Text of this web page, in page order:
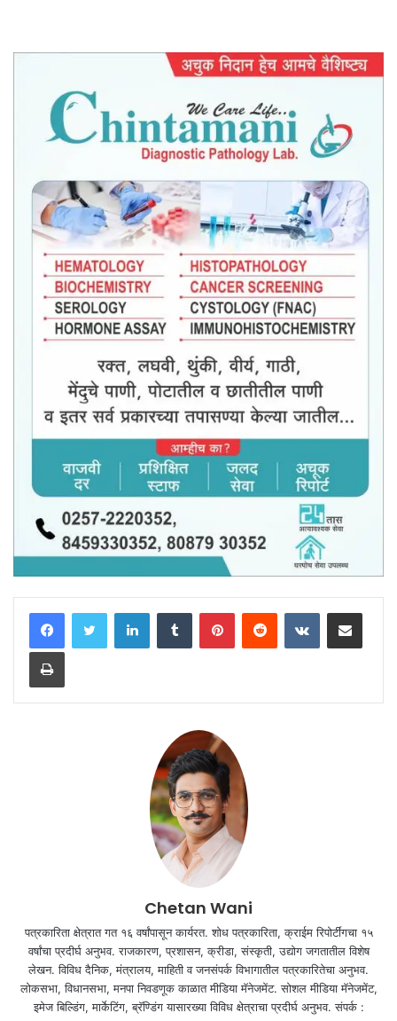
LinkedInTumblr PinterestReddit VKontakteShare via Email
Print
Chetan Wani
पत्रकारिता क्षेत्रात गत १६ वर्षांपासून कार्यरत. शोध पत्रकारिता, क्राईम रिपोर्टींगचा १५
वर्षांचा प्रदीर्घ अनुभव. राजकारण, प्रशासन, क्रीडा, संस्कृती, उद्योग जगतातील विशेष
लेखन. विविध दैनिक, मंत्रालय, माहिती व जनसंपर्क विभागातील पत्रकारितेचा अनुभव.
लोकसभा, विधानसभा, मनपा निवडणूक काळात मीडिया मॅनेजमेंट. सोशल मीडिया मॅनेजमेंट,
इमेज बिल्डिंग, मार्केटिंग, ब्रॅण्डिंग यासारख्या विविध क्षेत्राचा प्रदीर्घ अनुभव. संपर्क :